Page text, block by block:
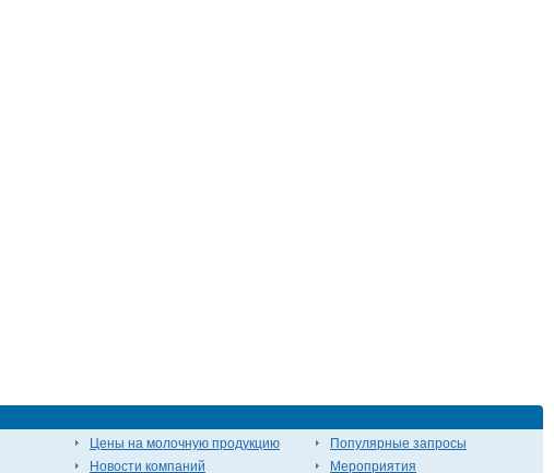
Цены на молочную продукцию
Новости компаний
Популярные запросы
Мероприятия